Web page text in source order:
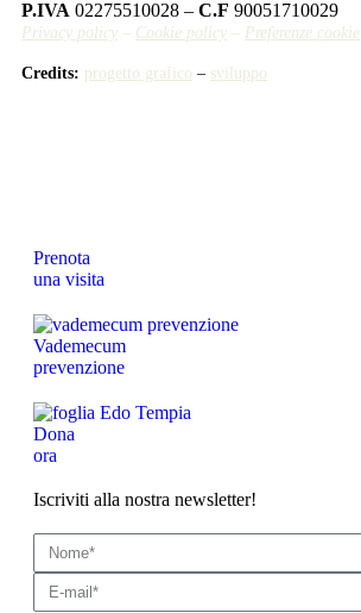
P.IVA 02275510028 – C.F 90051710029
Privacy policy – Cookie policy – Preferenze cookie
Credits: progetto grafico – sviluppo
Prenota
una visita
Vademecum
prevenzione
Dona
ora
Iscriviti alla nostra newsletter!